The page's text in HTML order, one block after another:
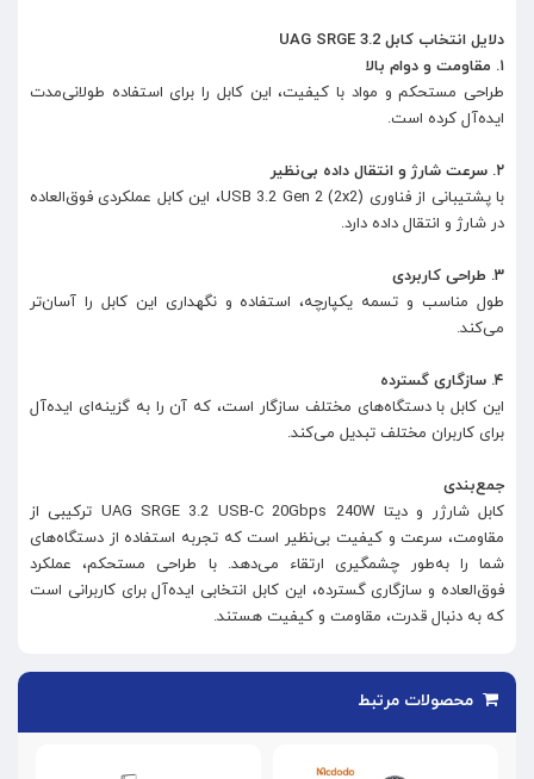
دلایل انتخاب کابل UAG SRGE 3.2
۱. مقاومت و دوام بالا
طراحی مستحکم و مواد با کیفیت، این کابل را برای استفاده طولانی‌مدت
ایده‌آل کرده است.
۲. سرعت شارژ و انتقال داده بی‌نظیر
با پشتیبانی از فناوری USB 3.2 Gen 2 (2x2)، این کابل عملکردی فوق‌العاده
در شارژ و انتقال داده دارد.
۳. طراحی کاربردی
طول مناسب و تسمه یکپارچه، استفاده و نگهداری این کابل را آسان‌تر
می‌کند.
۴. سازگاری گسترده
این کابل با دستگاه‌های مختلف سازگار است، که آن را به گزینه‌ای ایده‌آل
برای کاربران مختلف تبدیل می‌کند.
جمع‌بندی
کابل شارژر و دیتا UAG SRGE 3.2 USB-C 20Gbps 240W ترکیبی از
مقاومت، سرعت و کیفیت بی‌نظیر است که تجربه استفاده از دستگاه‌های
شما را به‌طور چشمگیری ارتقاء می‌دهد. با طراحی مستحکم، عملکرد
فوق‌العاده و سازگاری گسترده، این کابل انتخابی ایده‌آل برای کاربرانی است
که به دنبال قدرت، مقاومت و کیفیت هستند.
محصولات مرتبط